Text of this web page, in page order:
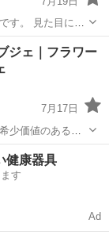
す。 見た目に高
となっていま
とロゴマー
物 商品
ジェ｜フラワー
7月17日
少価値のある植
の森「THE
分は少し青みが
物 オブジェ
健康器具
す
Ad